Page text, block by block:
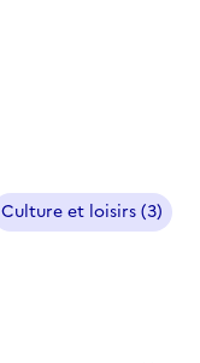
Culture et loisirs (3)